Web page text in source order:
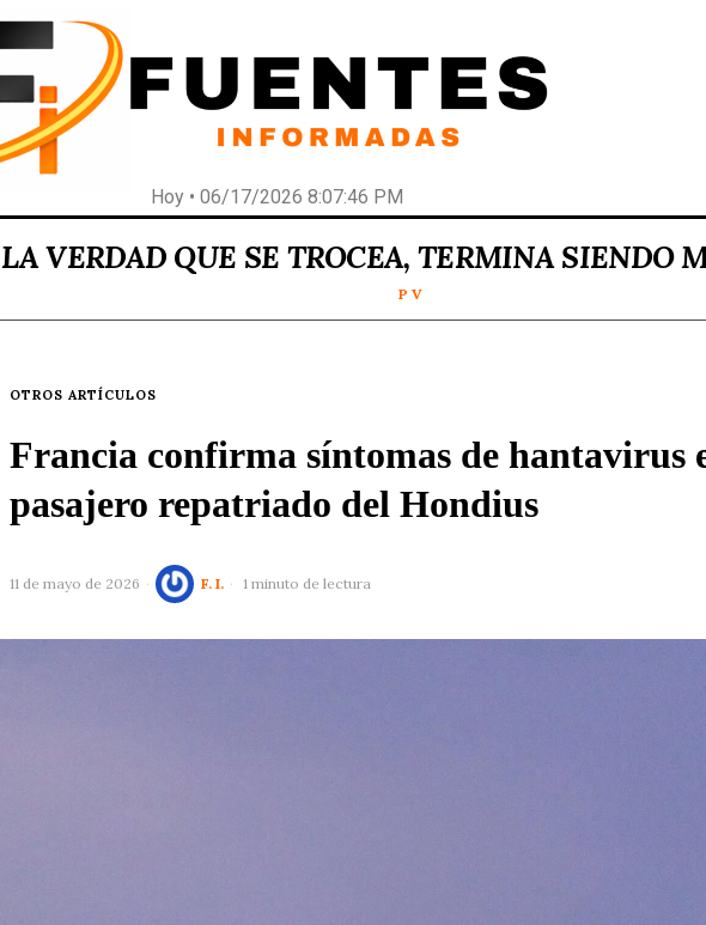
Hoy • 06/17/2026 8:07:46 PM
LA VERDAD QUE SE TROCEA, TERMINA SIENDO
P V
OTROS ARTÍCULOS
Francia confirma síntomas de hantavirus
pasajero repatriado del Hondius
11 de mayo de 2026 F. I. 1 minuto de lectura